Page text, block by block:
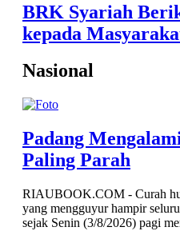
BRK Syariah
kepada
Nasional
Padang
Paling Parah
RIAUBOOK.COM - Curah
yang mengguyur hampir
sejak Senin (3/8/2026) pagi